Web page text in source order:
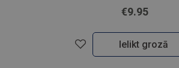
€9.95
Ielikt grozā